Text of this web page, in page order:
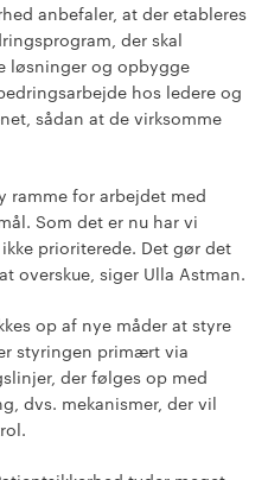
anbefaler, at der etableres
der skal
løsninger og opbygge
hos ledere og
sådan at de virksomme
ramme for arbejdet med
Som det er nu har vi
prioriterede. Det gør det
overskue, siger Ulla Astman.
op af nye måder at styre
styringen primært via
der følges op med
dvs. mekanismer, der vil